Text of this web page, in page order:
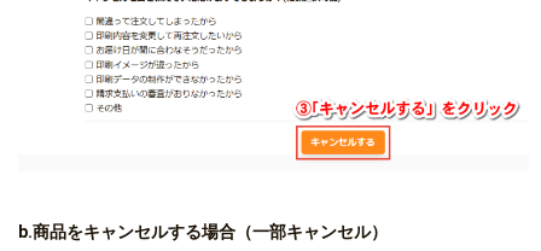
b.商品をキャンセルする場合（一部キャンセル）